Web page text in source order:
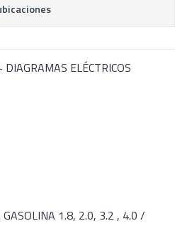
ELÉCTRICOS
GASOLINA 1.8, 2.0, 3.2 , 4.0 /